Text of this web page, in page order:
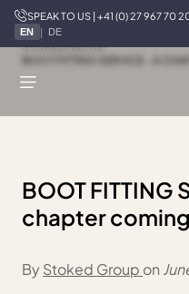
SPEAK TO US | +41 (0) 27 967 70
EN | DE
STOKED/BLOG/
BOOT FITTING SERVICE - A
BOOT FITTING
chapter
ByStoked Group on